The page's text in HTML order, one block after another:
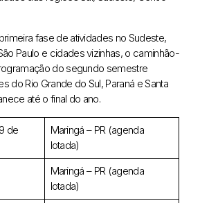
fase de atividades no Sudeste,
Paulo e cidades vizinhas, o caminhão-
do segundo semestre
do Rio Grande do Sul, Paraná e Santa
até o final do ano.
de
Maringá – PR (agenda
lotada)
Maringá – PR (agenda
lotada)